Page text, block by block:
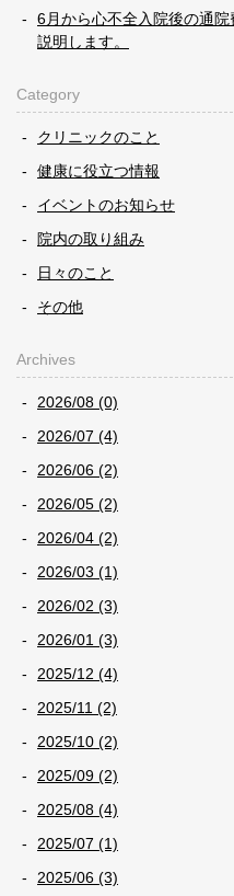
6月から心不全入院後の通
説明します。
Category
クリニックのこと
健康に役立つ情報
イベントのお知らせ
院内の取り組み
日々のこと
その他
Archives
2026/08 (0)
2026/07 (4)
2026/06 (2)
2026/05 (2)
2026/04 (2)
2026/03 (1)
2026/02 (3)
2026/01 (3)
2025/12 (4)
2025/11 (2)
2025/10 (2)
2025/09 (2)
2025/08 (4)
2025/07 (1)
2025/06 (3)